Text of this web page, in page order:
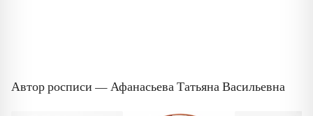
Автор росписи — Афанасьева Татьяна Васильевна